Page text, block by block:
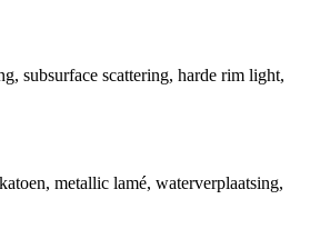
subsurface scattering, harde rim light,
metallic lamé, waterverplaatsing,